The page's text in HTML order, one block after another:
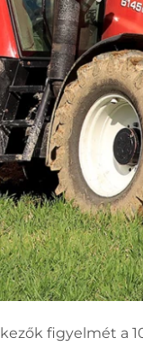
figyelmét a